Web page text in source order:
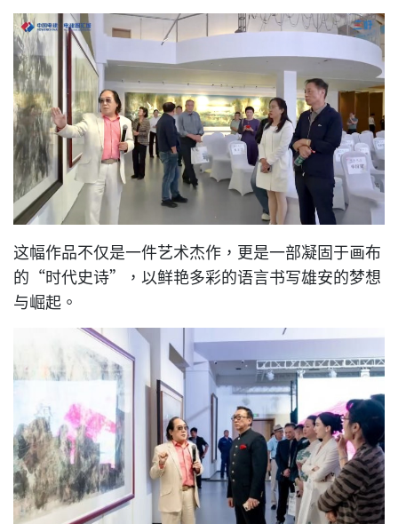
这幅作品不仅是一件艺术杰作，更是一部凝固于画布
的“时代史诗”，以鲜艳多彩的语言书写雄安的梦想
与崛起。